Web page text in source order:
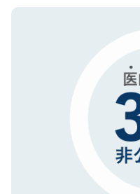
で、機密保持
ので、まずは